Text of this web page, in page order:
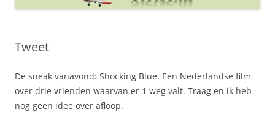
Tweet
De sneak vanavond: Shocking Blue. Een Nederlandse film
over drie vrienden waarvan er 1 weg valt. Traag en ik heb
nog geen idee over afloop.